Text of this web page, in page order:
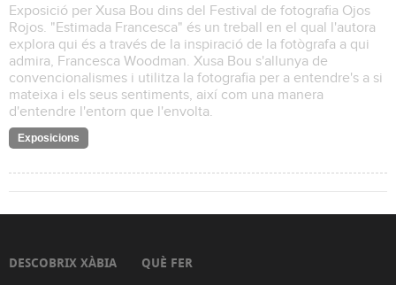
Exposició per Xusa Bou dins del Festival de fotografia Ojos
Rojos. "Estimada Francesca" és un treball en el qual l'autora
explora qui és a través de la inspiració de la fotògrafa a qui
admira, Francesca Woodman. Xusa Bou s'allunya de
convencionalismes i utilitza la fotografia per a entendre's a si
mateixa i els seus sentiments, així com una manera
d'entendre l'entorn que l'envolta.
Exposicions
DESCOBRIX XÀBIA QUÈ FER